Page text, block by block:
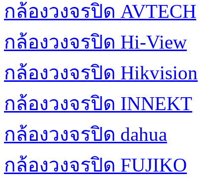
กล้องวงจรปิด AVTECH
กล้องวงจรปิด Hi-View
กล้องวงจรปิด Hikvision
กล้องวงจรปิด INNEKT
กล้องวงจรปิด dahua
กล้องวงจรปิด FUJIKO